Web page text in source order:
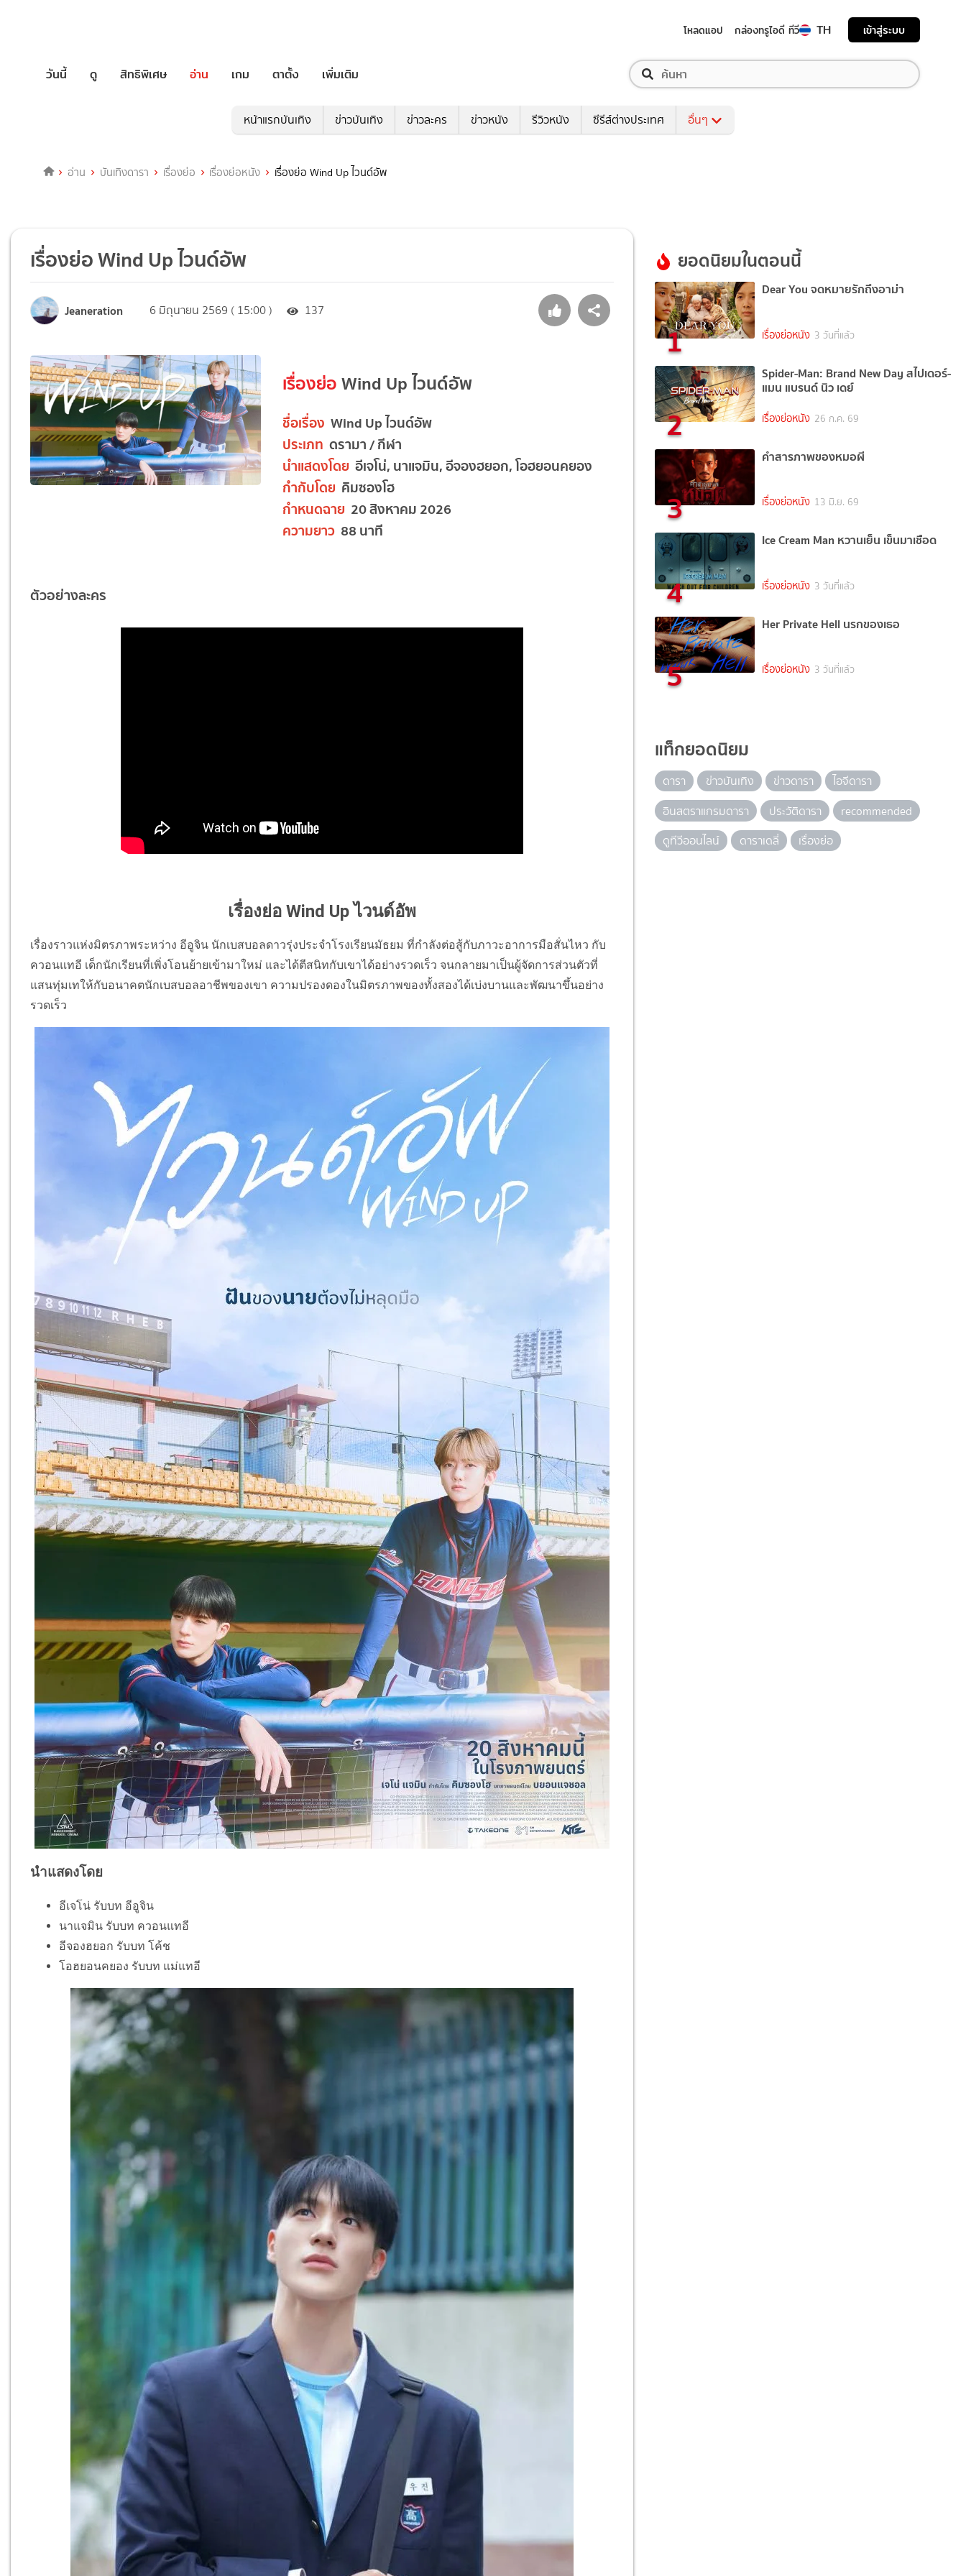
โหลดแอป กล่องทรูไอดี ทีวี TH เข้าสู่ระบบ
วันนี้ ดู สิทธิพิเศษ อ่าน เกม ตาตั้ง เพิ่มเติม
หน้าแรกบันเทิง ข่าวบันเทิง ข่าวละคร ข่าวหนัง รีวิวหนัง ซีรีส์ต่างประเทศ อื่นๆ
อ่าน บันเทิงดารา เรื่องย่อ เรื่องย่อหนัง เรื่องย่อ Wind Up ไวนด์อัพ
เรื่องย่อ Wind Up ไวนด์อัพ
Jeaneration 6 มิถุนายน 2569 ( 15:00 ) 137
เรื่องย่อWind Up ไวนด์อัพ
ชื่อเรื่อง Wind Up ไวนด์อัพ
ประเภท ดรามา / กีฬา
นำแสดงโดย อีเจโน่, นาแจมิน, อีจองฮยอก, โอฮยอนคยอง
กำกับโดย คิมซองโฮ
กำหนดฉาย 20 สิงหาคม 2026
ความยาว88 นาที
ตัวอย่างละคร
เรื่องย่อ Wind Up ไวนด์อัพ
เรื่องราวแห่งมิตรภาพระหว่าง อีอูจิน นักเบสบอลดาวรุ่งประจำโรงเรียนมัธยม ที่กำลังต่อสู้กับภาวะอาการมือสั่นไหว กับ
ควอนแทอี เด็กนักเรียนที่เพิ่งโอนย้ายเข้ามาใหม่ และได้ตีสนิทกับเขาได้อย่างรวดเร็ว จนกลายมาเป็นผู้จัดการส่วนตัวที่
แสนทุ่มเทให้กับอนาคตนักเบสบอลอาชีพของเขา ความปรองดองในมิตรภาพของทั้งสองได้เบ่งบานและพัฒนาขึ้นอย่าง
รวดเร็ว
นำแสดงโดย
อีเจโน่ รับบท อีอูจิน
นาแจมิน รับบท ควอนแทอี
อีจองฮยอก รับบท โค้ช
โอฮยอนคยอง รับบท แม่แทอี
ยอดนิยมในตอนนี้
1
Dear You จดหมายรักถึงอาม่า
เรื่องย่อหนัง 3 วันที่แล้ว
2
Spider-Man: Brand New Day สไปเดอร์-
แมน แบรนด์ นิว เดย์
เรื่องย่อหนัง 26 ก.ค. 69
3
คำสารภาพของหมอผี
เรื่องย่อหนัง 13 มิ.ย. 69
4
Ice Cream Man หวานเย็น เข็นมาเชือด
เรื่องย่อหนัง 3 วันที่แล้ว
5
Her Private Hell นรกของเธอ
เรื่องย่อหนัง 3 วันที่แล้ว
แท็กยอดนิยม
ดารา ข่าวบันเทิง ข่าวดารา
ไอจีดารา
อินสตราแกรมดารา
ประวัติดารา
recommended
ดูทีวีออนไลน์
ดาราเดลี่ เรื่องย่อ